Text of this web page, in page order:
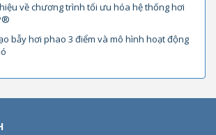
về chương trình tối ưu hóa hệ thống hơi
bẫy hơi phao 3 điểm và mô hình hoạt động